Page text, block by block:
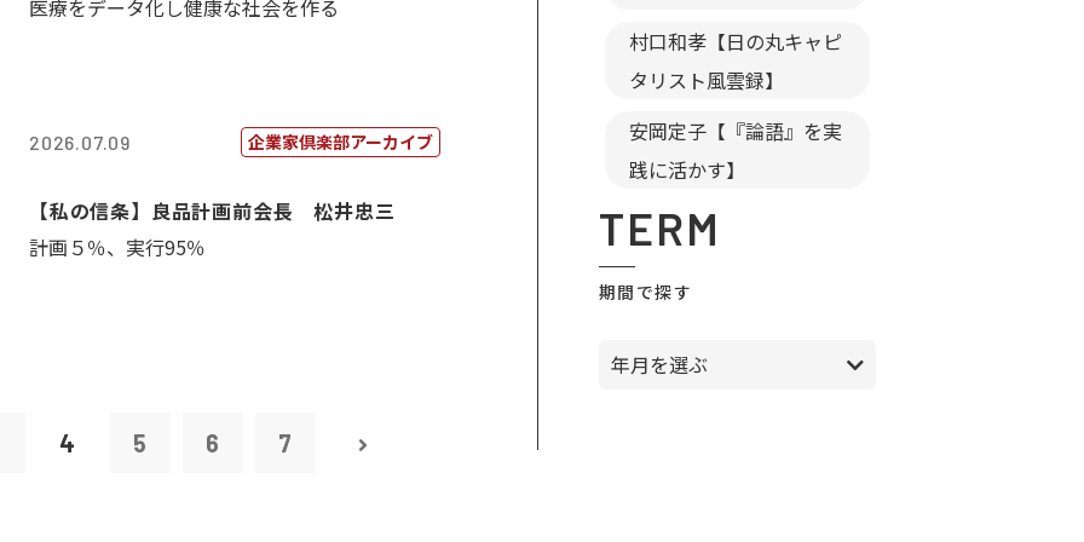
医療をデータ化し健康な社会を作る
2026.07.09 企業家倶楽部アーカイブ
【私の信条】良品計画前会長 松井忠三
計画５％、実行95％
4 5 6 7
村口和孝【日の丸キャピ
タリスト風雲録】
安岡定子【『論語』を実
践に活かす】
TERM
期間で探す
年月を選ぶ